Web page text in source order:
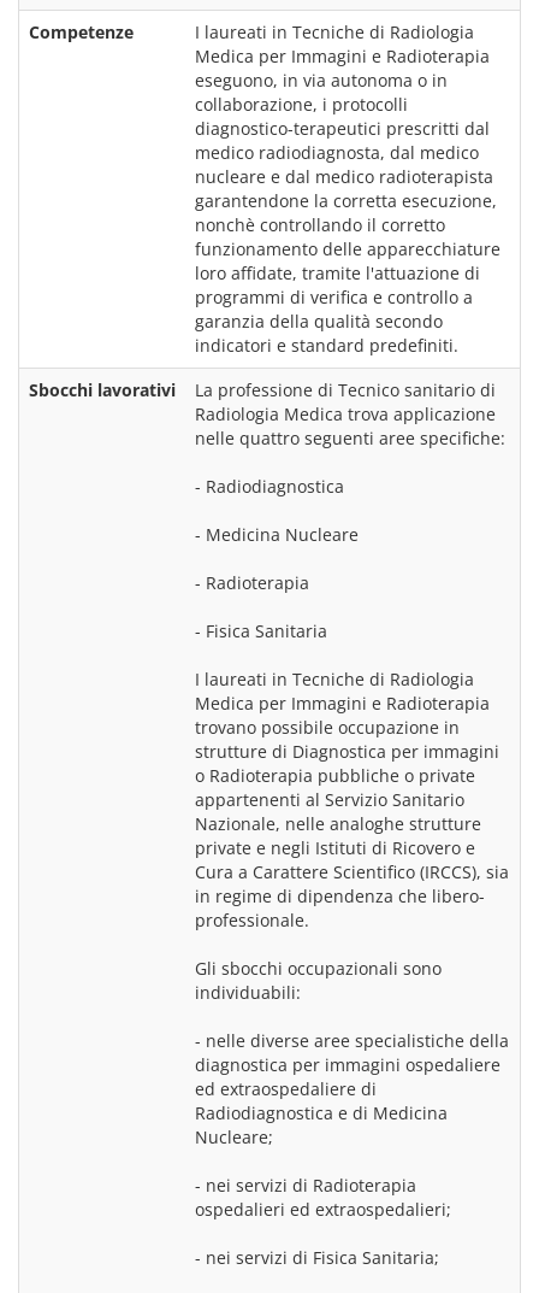
Competenze
I laureati in Tecniche di Radiologia
Medica per Immagini e Radioterapia
eseguono, in via autonoma o in
collaborazione, i protocolli
diagnostico-terapeutici prescritti dal
medico radiodiagnosta, dal medico
nucleare e dal medico radioterapista
garantendone la corretta esecuzione,
nonchè controllando il corretto
funzionamento delle apparecchiature
loro affidate, tramite l'attuazione di
programmi di verifica e controllo a
garanzia della qualità secondo
indicatori e standard predefiniti.
Sbocchi lavorativi
La professione di Tecnico sanitario di
Radiologia Medica trova applicazione
nelle quattro seguenti aree specifiche:
- Radiodiagnostica
- Medicina Nucleare
- Radioterapia
- Fisica Sanitaria
I laureati in Tecniche di Radiologia
Medica per Immagini e Radioterapia
trovano possibile occupazione in
strutture di Diagnostica per immagini
o Radioterapia pubbliche o private
appartenenti al Servizio Sanitario
Nazionale, nelle analoghe strutture
private e negli Istituti di Ricovero e
Cura a Carattere Scientifico (IRCCS), sia
in regime di dipendenza che libero-
professionale.
Gli sbocchi occupazionali sono
individuabili:
- nelle diverse aree specialistiche della
diagnostica per immagini ospedaliere
ed extraospedaliere di
Radiodiagnostica e di Medicina
Nucleare;
- nei servizi di Radioterapia
ospedalieri ed extraospedalieri;
- nei servizi di Fisica Sanitaria;